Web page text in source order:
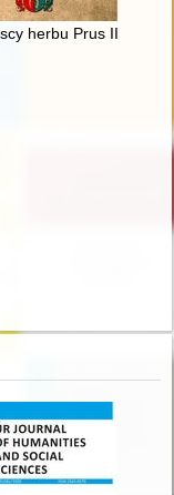
Józefa
herbu Prus III z